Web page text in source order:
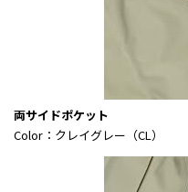
両サイドポケット
Color：クレイグレー（CL）